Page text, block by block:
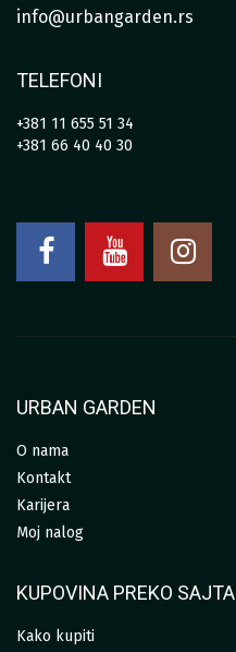
info@urbangarden.rs
TELEFONI
+381 11 655 51 34
+381 66 40 40 30
URBAN GARDEN
O nama
Kontakt
Karijera
Moj nalog
KUPOVINA PREKO SAJTA
Kako kupiti